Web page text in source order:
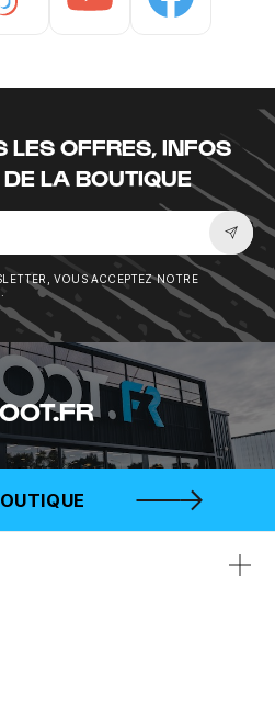
LES OFFRES, INFOS
LA BOUTIQUE
VOUS ACCEPTEZ NOTRE